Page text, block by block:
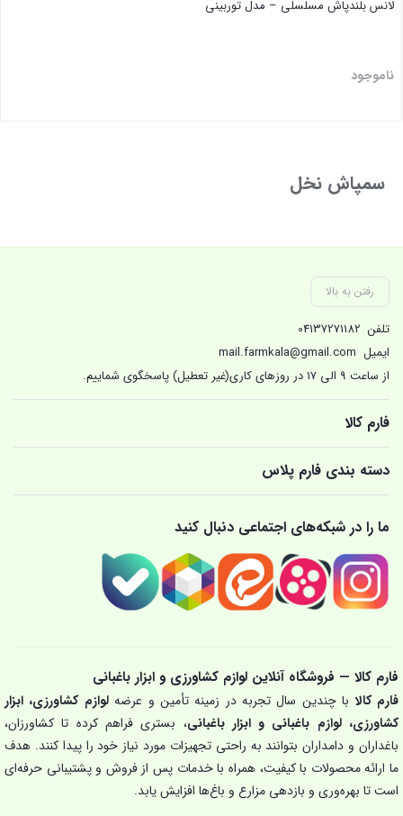
لانس بلندپاش مسلسلی – مدل توربینی
ناموجود
سمپاش نخل
رفتن به بالا
تلفن 04137271182
ایمیل mail.farmkala@gmail.com
از ساعت 9 الی 17 در روزهای کاری(غیر تعطیل) پاسخگوی شماییم.
فارم کالا
دسته بندی فارم پلاس
ما را در شبکه‌های اجتماعی دنبال کنید
فارم کالا — فروشگاه آنلاین لوازم کشاورزی و ابزار باغبانی
فارم کالا با چندین سال تجربه در زمینه تأمین و عرضهلوازم کشاورزی، ابزار
کشاورزی، لوازم باغبانی و ابزار باغبانی، بستری فراهم کرده تا کشاورزان،
باغداران و دامداران بتوانند به راحتی تجهیزات مورد نیاز خود را پیدا کنند. هدف
ما ارائه محصولات با کیفیت، همراه با خدمات پس از فروش و پشتیبانی حرفه‌ای
است تا بهره‌وری و بازدهی مزارع و باغ‌ها افزایش یابد.